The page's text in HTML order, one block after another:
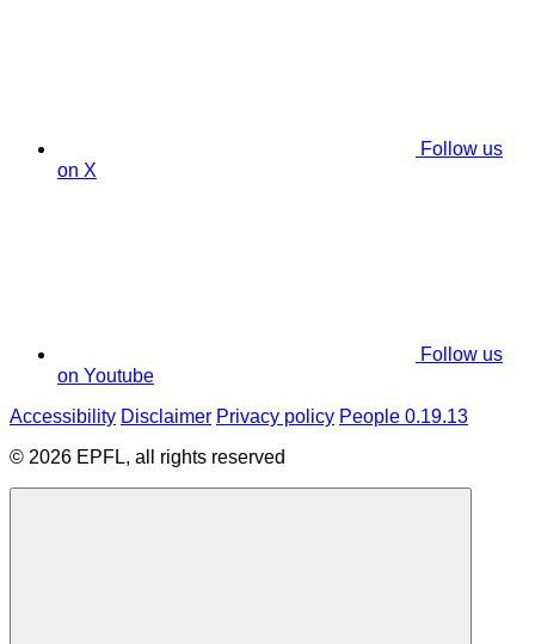
Follow us
on X
Follow us
on Youtube
Accessibility Disclaimer Privacy policy People 0.19.13
© 2026 EPFL, all rights reserved